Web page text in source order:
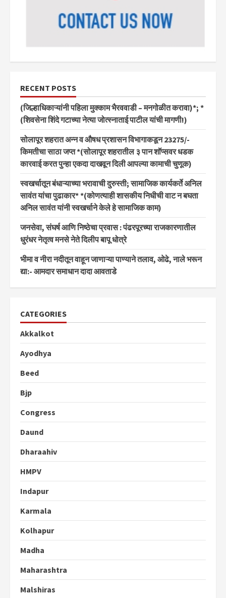
RECENT POSTS
(जिल्हाधिकाऱ्यांनी पहिला मुक्काम भैरववाडी – मनगोळीत करावा)*; *
(शिवसेना शिंदे गटाच्या नेत्या जोत्स्नाताई पाटील यांची मागणी!)
सोलापूर शहरात अन्न व औषध प्रशासन विभागाकडून 23275/-
किमतीचा साठा जप्त *(सोलापूर शहरातील ३ पान शॉप्सवर धडक
कारवाई करत पुन्हा एकदा दाखवून दिली आपल्या कामाची चुणूक)
स्वखर्चातून बंधाऱ्याच्या भरावाची दुरुस्ती; सामाजिक कार्यकर्ते अनिल
सावंत यांचा पुढाकार* *(कोणत्याही शासकीय निधीची वाट न बघता
अनिल सावंत यांनी स्वखर्चाने केले हे सामाजिक काम)
जनसेवा, संघर्ष आणि निष्ठेचा प्रवास : पंढरपूरच्या राजकारणातील
धुरंधर नेतृत्व मनसे नेते दिलीप बापू धोत्रे
भीमा व नीरा नदीतून वाहून जाणाऱ्या पाण्याने तलाव, ओढे, नाले भरून
द्या:- आमदार समाधान दादा आवताडे
CATEGORIES
Akkalkot
Ayodhya
Beed
Bjp
Congress
Daund
Dharaahiv
HMPV
Indapur
Karmala
Kolhapur
Madha
Maharashtra
Malshiras